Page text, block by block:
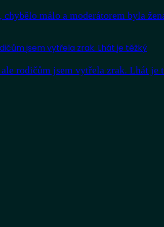
málo a moderátorem byla
rodičům jsem vytřela zrak. Lhát je